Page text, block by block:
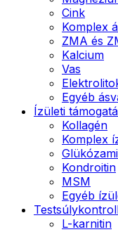
Cink
Komplex
ZMA és
Kalcium
Vas
Egyéb
Ízületi
Kollagén
Komplex
Kondroitin
MSM
Egyéb
L-karnitin